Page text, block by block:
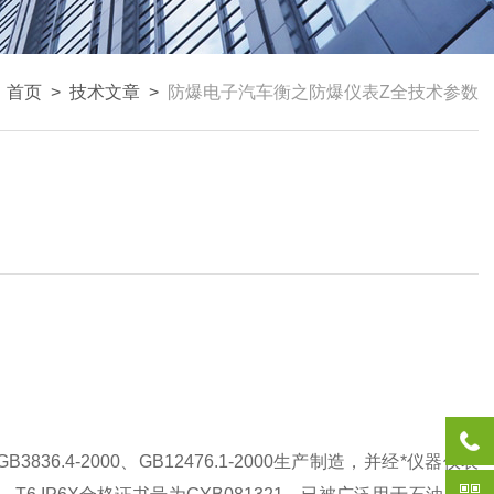
首页 > 技术文章 > 防爆电子汽车衡之防爆仪表Z全技术参数
2000、 GB12476.1-2000生产制造，并经*仪器仪表